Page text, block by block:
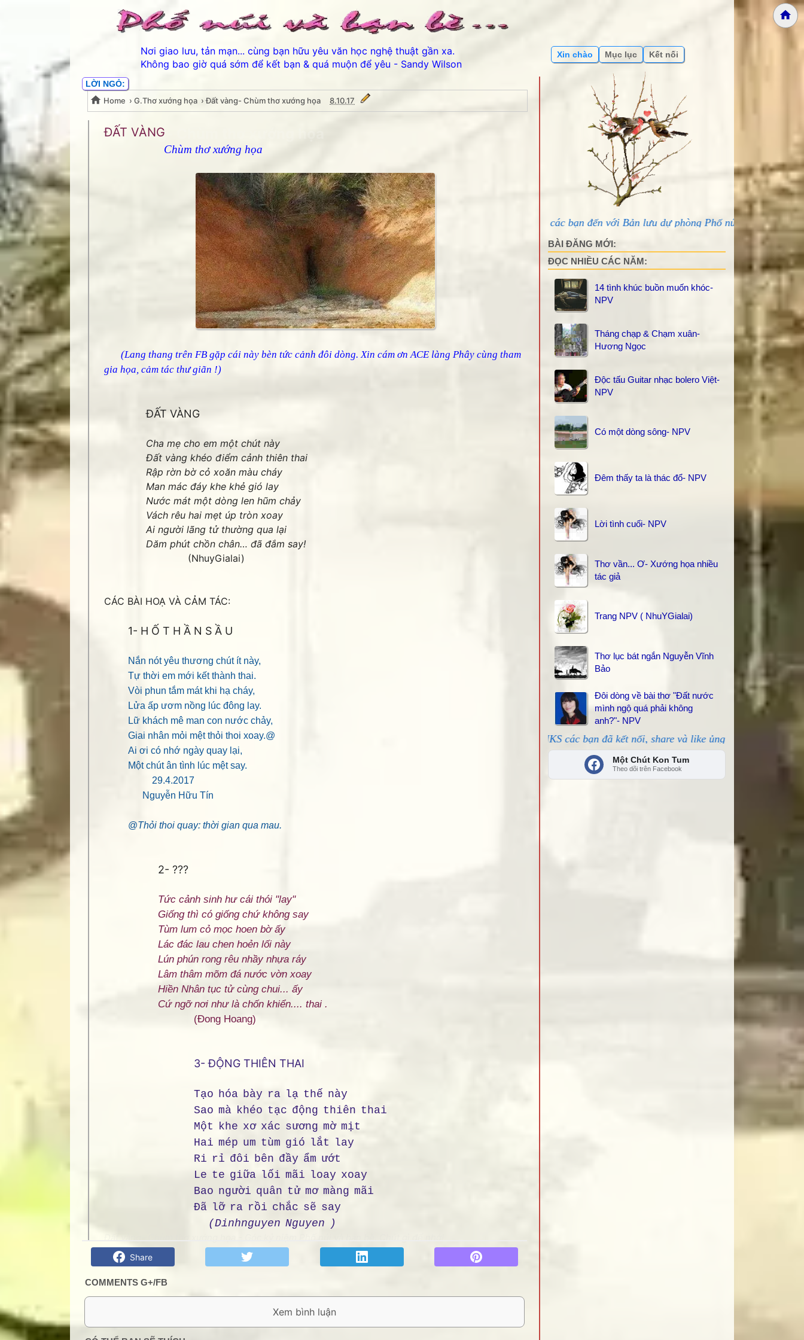
Nơi giao lưu, tản mạn... cùng bạn hữu yêu văn học nghệ thuật gần xa.
Không bao giờ quá sớm để kết bạn & quá muộn để yêu - Sandy Wilson
LỜI NGỎ:
Home › G.Thơ xướng họa › Đất vàng- Chùm thơ xướng họa 8.10.17
Đất vàng- Chùm thơ xướng họa
ĐẤT VÀNG
Chùm thơ xướng họa
(Lang thang trên FB gặp cái này bèn tức cảnh đôi dòng. Xin cám ơn ACE làng Phây cùng tham
gia họa, cảm tác thư giãn !)
ĐẤT VÀNG
Cha mẹ cho em một chút này
Đất vàng khéo điểm cảnh thiên thai
Rập rờn bờ cỏ xoăn màu cháy
Man mác đáy khe khẻ gió lay
Nước mát một dòng len hũm chảy
Vách rêu hai mẹt úp tròn xoay
Ai người lãng tử thường qua lại
Dăm phút chồn chân… đã đắm say!
(NhuyGialai)
CÁC BÀI HOẠ VÀ CẢM TÁC:
1- H Ố T H Ầ N S Ầ U
Nắn nót yêu thương chút ít này,
Tự thời em mới kết thành thai.
Vòi phun tắm mát khi hạ cháy,
Lửa ấp ươm nồng lúc đông lay.
Lữ khách mê man con nước chảy,
Giai nhân mỏi mệt thỏi thoi xoay.@
Ai ơi có nhớ ngày quay lại,
Một chút ân tình lúc mệt say.
29.4.2017
Nguyễn Hữu Tín
@Thỏi thoi quay: thời gian qua mau.
2- ???
Tức cảnh sinh hư cái thói "lay"
Giống thì có giống chứ không say
Tùm lum cỏ mọc hoen bờ ấy
Lác đác lau chen hoẻn lối này
Lún phún rong rêu nhầy nhựa ráy
Lâm thâm mõm đá nước vờn xoay
Hiền Nhân tục tử cùng chui... ấy
Cứ ngỡ nơi như là chốn khiển.... thai .
(Đong Hoang)
3- ĐỘNG THIÊN THAI
Tạo hóa bày ra lạ thế này
Sao mà khéo tạc động thiên thai
Một khe xơ xác sương mờ mịt
Hai mép um tùm gió lắt lay
Ri rỉ đôi bên đầy ẩm ướt
Le te giữa lối mãi loay xoay
Bao người quân tử mơ màng mãi
Đã lỡ ra rồi chắc sẽ say
(Dinhnguyen Nguyen )
Đất vàng- Chùm thơ xướng họa - Góc kỷ niệm Phố núi và bạn bè. Chút gì để nhớ!
Share
COMMENTS G+/FB
0 Comment:
Xin chào Mục lục Kết nối
Thân ái chào các bạn đến với Bản lưu dự phòng Phố núi và bạn bè...
BÀI ĐĂNG MỚI:
ĐỌC NHIỀU CÁC NĂM:
14 tình khúc buồn muốn khóc-
NPV
Tháng chạp & Chạm xuân-
Hương Ngọc
Độc tấu Guitar nhạc bolero Việt-
NPV
Có một dòng sông- NPV
Đêm thấy ta là thác đổ- NPV
Lời tình cuối- NPV
Thơ vần... Ơ- Xướng họa nhiều
tác giả
Trang NPV ( NhuYGialai)
Thơ lục bát ngắn Nguyễn Vĩnh
Bảo
Đôi dòng về bài thơ "Đất nước
mình ngộ quá phải không
anh?"- NPV
THANKS các bạn đã kết nối, share và like ủng hộ!
Một Chút Kon Tum
Theo dõi trên Facebook